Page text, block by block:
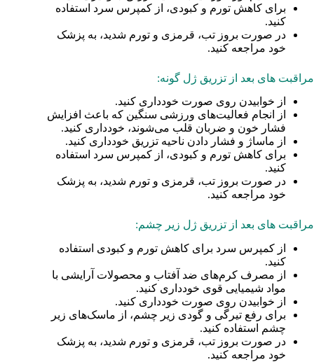
برای کاهش تورم و کبودی، از کمپرس سرد استفاده
کنید.
در صورت بروز تب، قرمزی و تورم شدید، به پزشک
خود مراجعه کنید.
مراقبت های بعد از تزریق ژل گونه:
از خوابیدن روی صورت خودداری کنید.
از انجام فعالیت‌های ورزشی سنگین که باعث افزایش
فشار خون و ضربان قلب می‌شوند، خودداری کنید.
از ماساژ و فشار دادن ناحیه تزریق خودداری کنید.
برای کاهش تورم و کبودی، از کمپرس سرد استفاده
کنید.
در صورت بروز تب، قرمزی و تورم شدید، به پزشک
خود مراجعه کنید.
مراقبت های بعد از تزریق ژل زیر چشم:
از کمپرس سرد برای کاهش تورم و کبودی استفاده
کنید.
از مصرف کرم‌های ضد آفتاب و محصولات آرایشی با
مواد شیمیایی قوی خودداری کنید.
از خوابیدن روی صورت خودداری کنید.
برای رفع تیرگی و گودی زیر چشم، از ماسک‌های زیر
چشم استفاده کنید.
در صورت بروز تب، قرمزی و تورم شدید، به پزشک
خود مراجعه کنید.